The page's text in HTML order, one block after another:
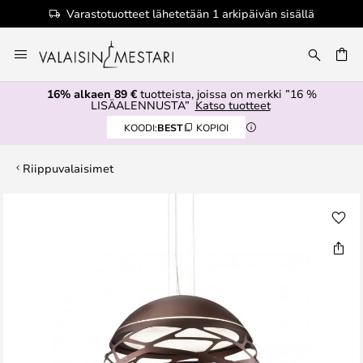
Varastotuotteet lähetetään 1 arkipäivän sisällä
to
Content
16% alkaen 89 €tuotteista, joissa on merkki ”16 %
LISÄALENNUSTA” Katso tuotteet
KOODI:BEST KOPIOI
Riippuvalaisimet